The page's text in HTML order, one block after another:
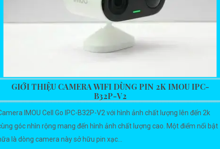
GIỚI THIỆU CAMERA WIFI DÙNG PIN 2K IMOU IPC-
B32P-V2
IMOU Cell Go IPC-B32P-V2 với hình ảnh chất lượng lên đến 2k
góc nhìn rộng mang đến hình ảnh chất lượng cao. Một điểm nổi bật
là dòng camera này sở hữu pin xạc...